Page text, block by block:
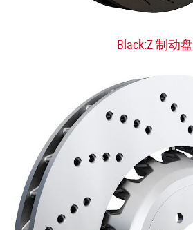
Black:Z 制动盘